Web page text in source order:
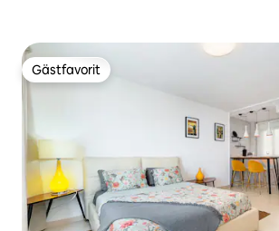
Gästfavorit
Gästfavorit